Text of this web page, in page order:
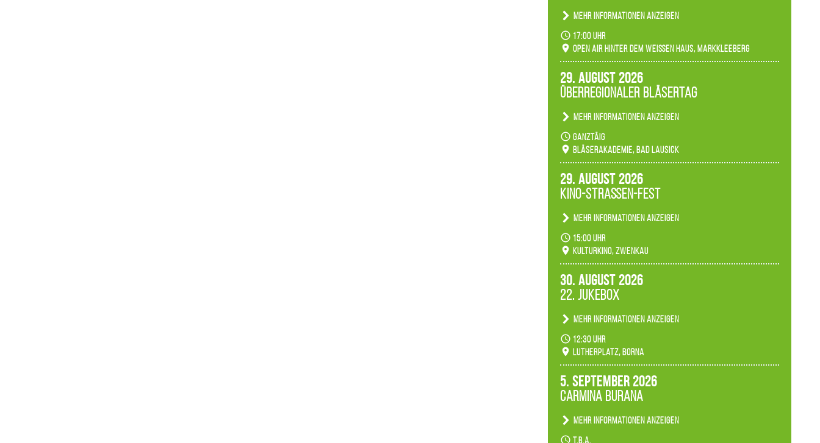
Mehr Informationen anzeigen
Becherlichter, Fackeln und Lichtinstallationen
verwandeln den agra-Park in einen farbigen
Märchenwald, der bei jedem Rundgang einen
Ambiente gibt es ein leuchtendes Konzert
unserer Fachbereiche.
17:00 Uhr
Open Air hinter dem weißen Haus, Markkleeberg
29. August 2026
Überregionaler Bläsertag
Mehr Informationen anzeigen
Teilnahme der Bläserklassen.
ganztäig
Bläserakademie, Bad Lausick
29. August 2026
Kino-Straßen-Fest
Mehr Informationen anzeigen
Konzert unserer Zwenkauer Schüler und
Schülerinnen zum Fest des Kulturkinos.
15:00 Uhr
Kulturkino, Zwenkau
30. August 2026
22. Jukebox
Mehr Informationen anzeigen
Anlässlicher der 775-Jahrfeier der Stadt Borna
spielen wir noch einmal unser aktuelles
Jukeboxprogramm zum Stadtfest.
12:30 Uhr
Lutherplatz, Borna
5. September 2026
Carmina Burana
Mehr Informationen anzeigen
Tanztheater der Quertänzer Borna.
t.b.a.